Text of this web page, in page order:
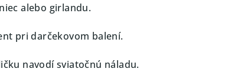
alebo girlandu.
pri darčekovom balení.
navodí sviatočnú náladu.